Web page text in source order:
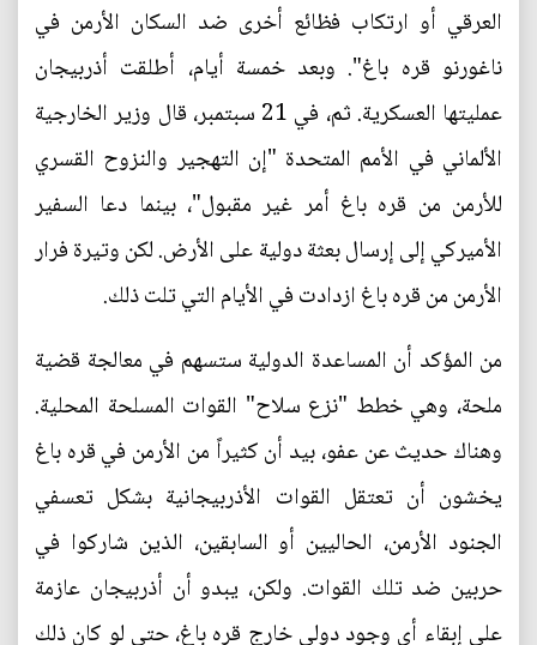
العرقي أو ارتكاب فظائع أخرى ضد السكان الأرمن في
ناغورنو قره باغ". وبعد خمسة أيام، أطلقت أذربيجان
عمليتها العسكرية. ثم، في 21 سبتمبر، قال وزير الخارجية
الألماني في الأمم المتحدة "إن التهجير والنزوح القسري
للأرمن من قره باغ أمر غير مقبول"، بينما دعا السفير
الأميركي إلى إرسال بعثة دولية على الأرض. لكن وتيرة فرار
الأرمن من قره باغ ازدادت في الأيام التي تلت ذلك.
من المؤكد أن المساعدة الدولية ستسهم في معالجة قضية
ملحة، وهي خطط "نزع سلاح" القوات المسلحة المحلية.
وهناك حديث عن عفو، بيد أن كثيراً من الأرمن في قره باغ
يخشون أن تعتقل القوات الأذربيجانية بشكل تعسفي
الجنود الأرمن، الحاليين أو السابقين، الذين شاركوا في
حربين ضد تلك القوات. ولكن، يبدو أن أذربيجان عازمة
على إبقاء أي وجود دولي خارج قره باغ، حتى لو كان ذلك